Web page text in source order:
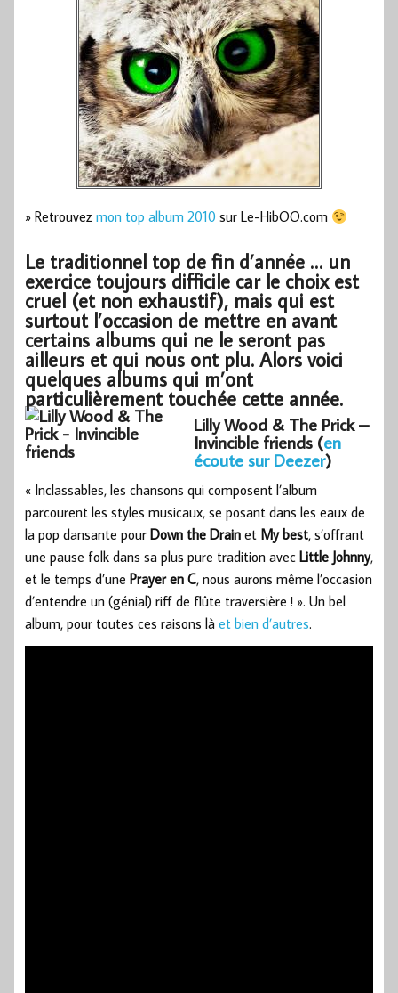
» Retrouvez mon top album 2010 sur Le-HibOO.com
Le traditionnel top de fin d’année … un
exercice toujours difficile car le choix est
cruel (et non exhaustif), mais qui est
surtout l’occasion de mettre en avant
certains albums qui ne le seront pas
ailleurs et qui nous ont plu. Alors voici
quelques albums qui m’ont
particulièrement touchée cette année.
Lilly Wood & The Prick –
Invincible friends (en
écoute sur Deezer)
« Inclassables, les chansons qui composent l’album
parcourent les styles musicaux, se posant dans les eaux de
la pop dansante pour Down the Drain et My best, s’offrant
une pause folk dans sa plus pure tradition avec Little Johnny,
et le temps d’une Prayer en C, nous aurons même l’occasion
d’entendre un (génial) riff de flûte traversière ! ». Un bel
album, pour toutes ces raisons là et bien d’autres.